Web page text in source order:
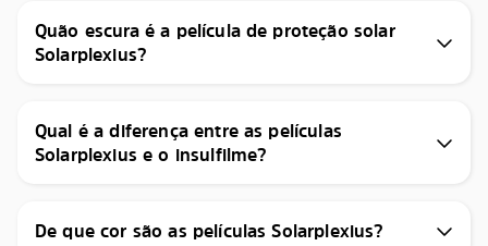
Quão escura é a película de proteção solar
Solarplexius?
Qual é a diferença entre as películas
Solarplexius e o insulfilme?
De que cor são as películas Solarplexius?